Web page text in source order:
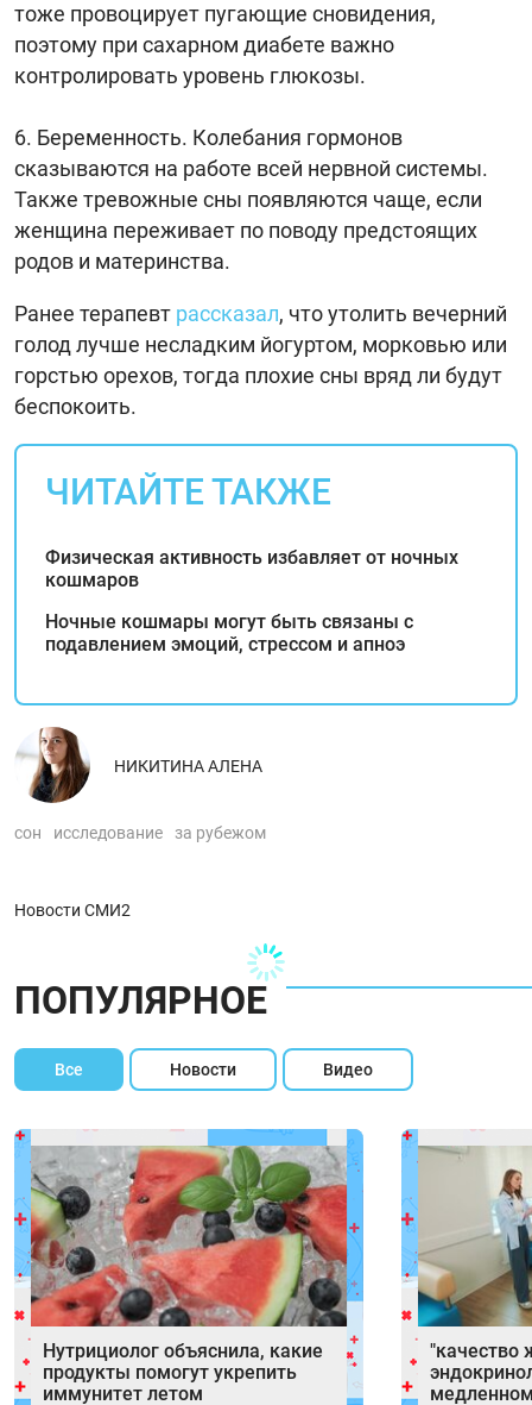
тоже провоцирует пугающие сновидения,
поэтому при сахарном диабете важно
контролировать уровень глюкозы.
Беременность. Колебания гормонов
сказываются на работе всей нервной системы.
Также тревожные сны появляются чаще, если
женщина переживает по поводу предстоящих
родов и материнства.
Ранее терапевт рассказал, что утолить вечерний
голод лучше несладким йогуртом, морковью или
горстью орехов, тогда плохие сны вряд ли будут
беспокоить.
ЧИТАЙТЕ ТАКЖЕ
Физическая активность избавляет от ночных
кошмаров
Ночные кошмары могут быть связаны с
подавлением эмоций, стрессом и апноэ
НИКИТИНА АЛЕНА
сон исследование за рубежом
Новости СМИ2
ПОПУЛЯРНОЕ
Все Новости Видео
Нутрициолог объяснила, какие
продукты помогут укрепить
иммунитет летом
"качество